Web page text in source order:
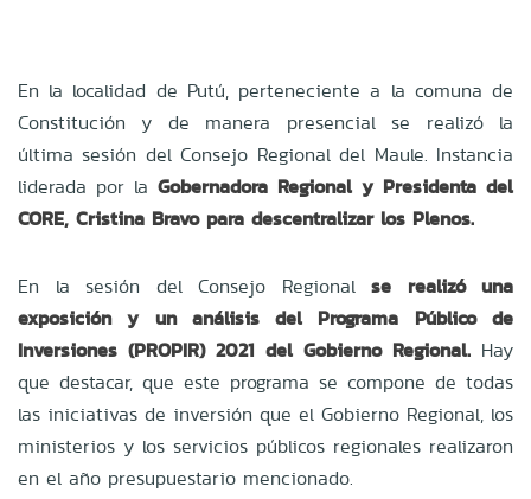
En la localidad de Putú, perteneciente a la comuna de
Constitución y de manera presencial se realizó la
última sesión del Consejo Regional del Maule. Instancia
liderada por la Gobernadora Regional y Presidenta del
CORE, Cristina Bravo para descentralizar los Plenos.
En la sesión del Consejo Regional se realizó una
exposición y un análisis del Programa Público de
Inversiones (PROPIR) 2021 del Gobierno Regional.Hay
que destacar, que este programa se compone de todas
las iniciativas de inversión que el Gobierno Regional, los
ministerios y los servicios públicos regionales realizaron
en el año presupuestario mencionado.